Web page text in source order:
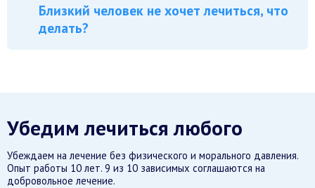
Близкий человек не хочет лечиться, что
делать?
Убедим лечиться любого
Убеждаем на лечение без физического и морального давления.
Опыт работы 10 лет. 9 из 10 зависимых соглашаются на
добровольное лечение.